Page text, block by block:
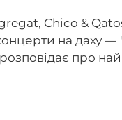
Chico &
на даху —
про